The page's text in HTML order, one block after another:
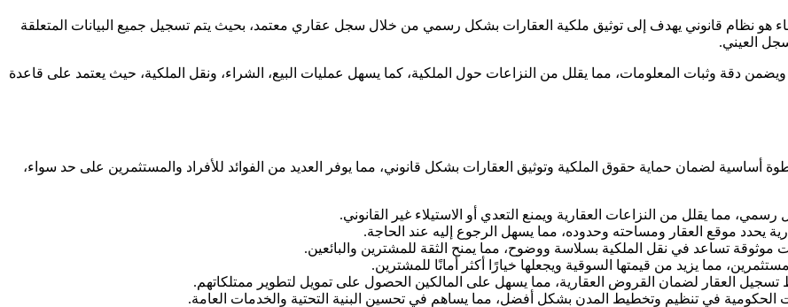
هو نظام قانوني يهدف إلى توثيق ملكية العقارات بشكل رسمي من خلال سجل عقاري معتمد، بحيث يتم تسجيل جميع البيانات المتعلقة
العيني.
ويضمن دقة وثبات المعلومات، مما يقلل من النزاعات حول الملكية، كما يسهل عمليات البيع، الشراء، ونقل الملكية، حيث يعتمد على قاعدة
لضمان حماية حقوق الملكية وتوثيق العقارات بشكل قانوني، مما يوفر العديد من الفوائد للأفراد والمستثمرين على حد سواء،
مما يقلل من النزاعات العقارية ويمنع التعدي أو الاستيلاء غير القانوني.
يحدد موقع العقار ومساحته وحدوده، مما يسهل الرجوع إليه عند الحاجة.
موثوقة تساعد في نقل الملكية بسلاسة ووضوح، مما يمنح الثقة للمشترين والبائعين.
مما يزيد من قيمتها السوقية ويجعلها خيارًا أكثر أمانًا للمشترين.
تسجيل العقار لضمان القروض العقارية، مما يسهل على المالكين الحصول على تمويل لتطوير ممتلكاتهم.
الحكومية في تنظيم وتخطيط المدن بشكل أفضل، مما يساهم في تحسين البنية التحتية والخدمات العامة.